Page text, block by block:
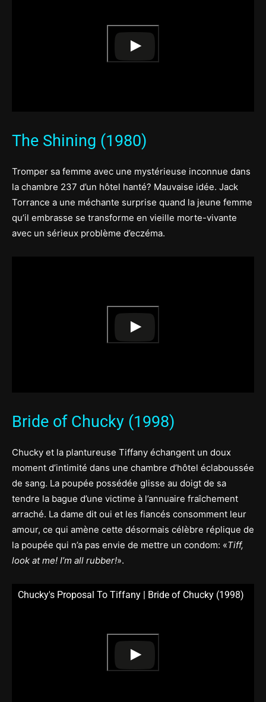
The Shining (1980)
Tromper sa femme avec une mystérieuse inconnue dans
la chambre 237 d’un hôtel hanté? Mauvaise idée. Jack
Torrance a une méchante surprise quand la jeune femme
qu’il embrasse se transforme en vieille morte-vivante
avec un sérieux problème d’eczéma.
Bride of Chucky (1998)
Chucky et la plantureuse Tiffany échangent un doux
moment d’intimité dans une chambre d’hôtel éclaboussée
de sang. La poupée possédée glisse au doigt de sa
tendre la bague d’une victime à l’annuaire fraîchement
arraché. La dame dit oui et les fiancés consomment leur
amour, ce qui amène cette désormais célèbre réplique de
la poupée qui n’a pas envie de mettre un condom: «Tiff,
look at me! I’m all rubber!».
Chucky's Proposal To Tiffany | Bride of Chucky (1998)